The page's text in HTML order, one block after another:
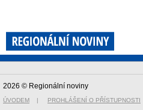
2026 © Regionální noviny
ÚVODEM | PROHLÁŠENÍ O PŘÍSTUPNOSTI